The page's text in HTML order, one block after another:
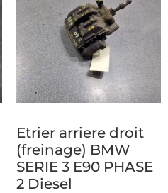
Etrier arriere droit
(freinage) BMW
SERIE 3 E90 PHASE
2 Diesel